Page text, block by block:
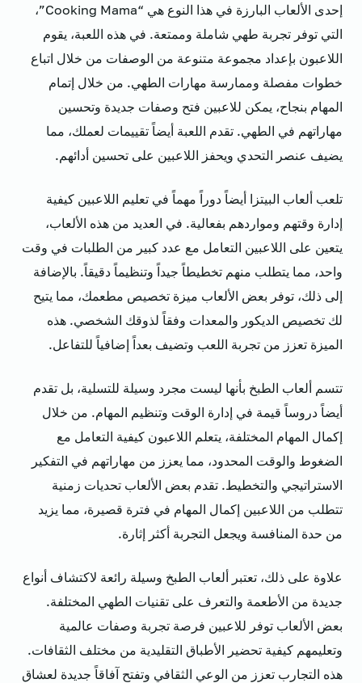
إحدى الألعاب البارزة في هذا النوع هي “Cooking Mama”،
التي توفر تجربة طهي شاملة وممتعة. في هذه اللعبة، يقوم
اللاعبون بإعداد مجموعة متنوعة من الوصفات من خلال اتباع
خطوات مفصلة وممارسة مهارات الطهي. من خلال إتمام
المهام بنجاح، يمكن للاعبين فتح وصفات جديدة وتحسين
مهاراتهم في الطهي. تقدم اللعبة أيضاً تقييمات لعملك، مما
يضيف عنصر التحدي ويحفز اللاعبين على تحسين أدائهم.
تلعب ألعاب البيتزا أيضاً دوراً مهماً في تعليم اللاعبين كيفية
إدارة وقتهم ومواردهم بفعالية. في العديد من هذه الألعاب،
يتعين على اللاعبين التعامل مع عدد كبير من الطلبات في وقت
واحد، مما يتطلب منهم تخطيطاً جيداً وتنظيماً دقيقاً. بالإضافة
إلى ذلك، توفر بعض الألعاب ميزة تخصيص مطعمك، مما يتيح
لك تخصيص الديكور والمعدات وفقاً لذوقك الشخصي. هذه
الميزة تعزز من تجربة اللعب وتضيف بعداً إضافياً للتفاعل.
تتسم ألعاب الطبخ بأنها ليست مجرد وسيلة للتسلية، بل تقدم
أيضاً دروساً قيمة في إدارة الوقت وتنظيم المهام. من خلال
إكمال المهام المختلفة، يتعلم اللاعبون كيفية التعامل مع
الضغوط والوقت المحدود، مما يعزز من مهاراتهم في التفكير
الاستراتيجي والتخطيط. تقدم بعض الألعاب تحديات زمنية
تتطلب من اللاعبين إكمال المهام في فترة قصيرة، مما يزيد
من حدة المنافسة ويجعل التجربة أكثر إثارة.
علاوة على ذلك، تعتبر ألعاب الطبخ وسيلة رائعة لاكتشاف أنواع
جديدة من الأطعمة والتعرف على تقنيات الطهي المختلفة.
بعض الألعاب توفر للاعبين فرصة تجربة وصفات عالمية
وتعليمهم كيفية تحضير الأطباق التقليدية من مختلف الثقافات.
هذه التجارب تعزز من الوعي الثقافي وتفتح آفاقاً جديدة لعشاق